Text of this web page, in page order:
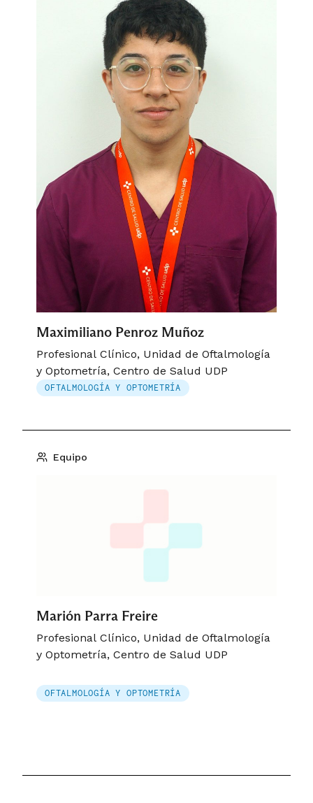
Maximiliano Penroz Muñoz
Profesional Clínico, Unidad de Oftalmología
y Optometría, Centro de Salud UDP
OFTALMOLOGÍA Y OPTOMETRÍA
Equipo
Marión Parra Freire
Profesional Clínico, Unidad de Oftalmología
y Optometría, Centro de Salud UDP
OFTALMOLOGÍA Y OPTOMETRÍA